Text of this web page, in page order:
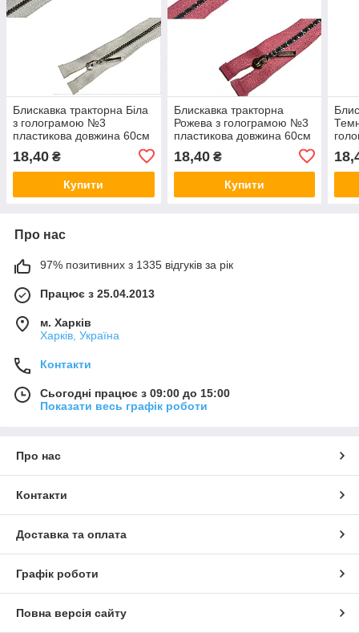
Блискавка тракторна Біла
з голограмою №3
пластикова довжина 60см
18,40 ₴
Купити
Блискавка тракторна
Рожева з голограмою №3
пластикова довжина 60см
18,40₴
Купити
Про нас
97% позитивних з 1335 відгуків за рік
Працює з 25.04.2013
м. Харків
Харків, Україна
Контакти
Сьогодні працює з 09:00 до 15:00
Показати весь графік роботи
Про нас
Контакти
Доставка та оплата
Графік роботи
Повна версія сайту